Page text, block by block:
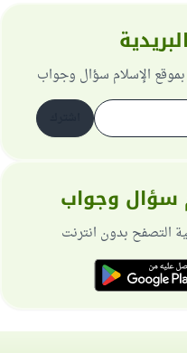
الإسلام سؤال وجواب
سؤال وجواب
التصفح بدون انترنت